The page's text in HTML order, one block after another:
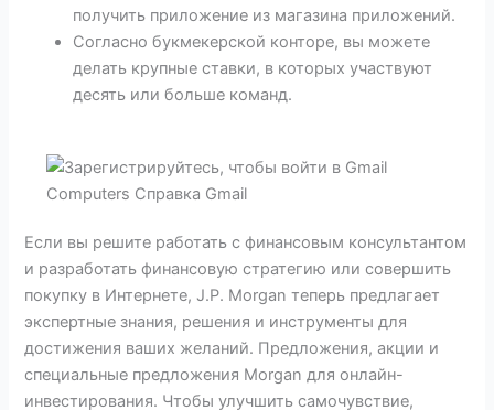
получить приложение из магазина приложений.
Согласно букмекерской конторе, вы можете
делать крупные ставки, в которых участвуют
десять или больше команд.
Если вы решите работать с финансовым консультантом
и разработать финансовую стратегию или совершить
покупку в Интернете, J.P. Morgan теперь предлагает
экспертные знания, решения и инструменты для
достижения ваших желаний. Предложения, акции и
специальные предложения Morgan для онлайн-
инвестирования. Чтобы улучшить самочувствие,